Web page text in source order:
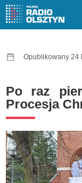
Opublikowany 24
Po raz
Procesja